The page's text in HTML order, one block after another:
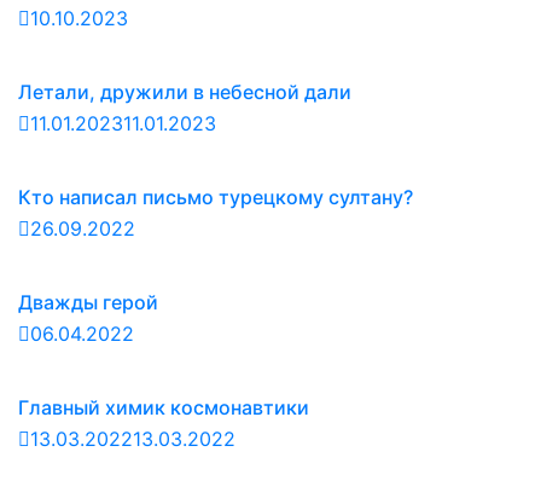
10.10.2023
Летали, дружили в небесной дали
11.01.202311.01.2023
Кто написал письмо турецкому султану?
26.09.2022
Дважды герой
06.04.2022
Главный химик космонавтики
13.03.202213.03.2022